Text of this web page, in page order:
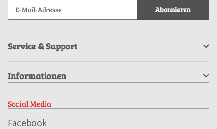
Abonnieren
Service & Support
Informationen
Social Media
Facebook